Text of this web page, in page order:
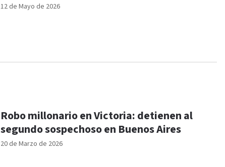
12 de Mayo de 2026
20 de Marzo de 2026
Robo millonario en Victoria: detienen al
segundo sospechoso en Buenos Aires